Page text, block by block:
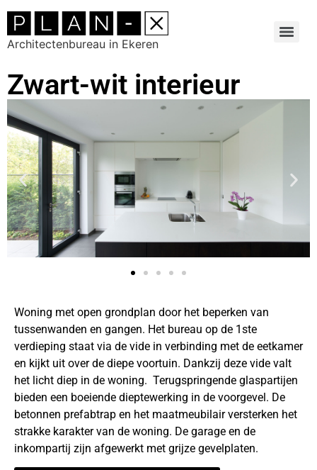
Architectenbureau in Ekeren
Zwart-wit interieur
Woning met open grondplan door het beperken van
tussenwanden en gangen. Het bureau op de 1ste
verdieping staat via de vide in verbinding met de eetkamer
en kijkt uit over de diepe voortuin. Dankzij deze vide valt
het licht diep in de woning. Terugspringende glaspartijen
bieden een boeiende dieptewerking in de voorgevel. De
betonnen prefabtrap en het maatmeubilair versterken het
strakke karakter van de woning. De garage en de
inkompartij zijn afgewerkt met grijze gevelplaten.